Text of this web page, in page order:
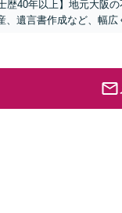
歴40年以上】地元大阪
遺言書作成など、幅